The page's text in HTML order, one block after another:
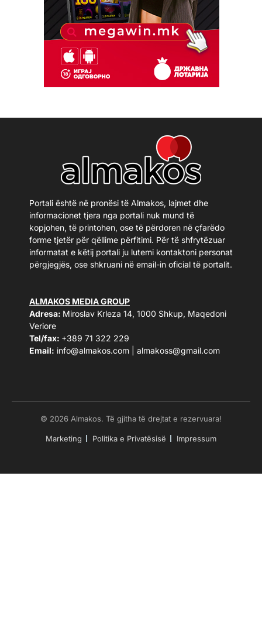
Portali është në pronësi të Almakos, lajmet dhe
informacionet tjera nga portali nuk mund të
kopjohen, të printohen, ose të përdoren në çfarëdo
forme tjetër për qëllime përfitimi. Për të shfrytëzuar
informatat e këtij portali ju lutemi kontaktoni personat
përgjegjës, ose shkruani në email-in oficial të portalit.
ALMAKOS MEDIA GROUP
Adresa: Miroslav Krleza 14, 1000 Shkup, Maqedoni
Veriore
Tel/fax: +389 71 322 229
Email: info@almakos.com almakoss@gmail.com
© 2026 Almakos. Të gjitha të drejtat e rezervuara!
Marketing Politika e Privatësisë Impressum